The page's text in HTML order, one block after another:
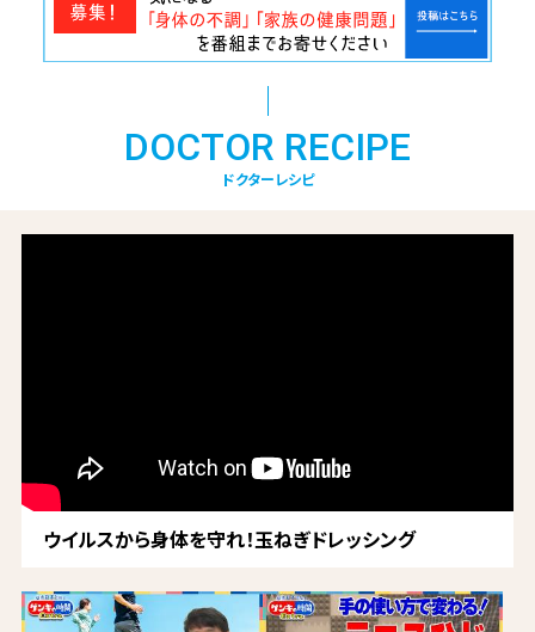
DOCTOR RECIPE
ドクターレシピ
ウイルスから身体を守れ！玉ねぎドレッシング